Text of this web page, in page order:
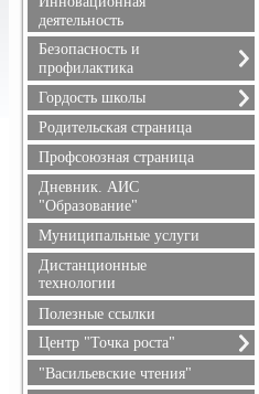
деятельность
Безопасность и
профилактика
Безопасность дорожного
движения
Информационная
безопасность
Здоровье
Профилактика терроризма
и экстремизма
Профилактика
правонарушений
Противопожарная
безопасность
Гражданская оборона
Гордость школы
Учителя
Ученики
Выпускники
Учителя, имеющие
государственные награды
Родительская страница
Профсоюзная страница
Дневник. АИС
"Образование"
Муниципальные услуги
Дистанционные
технологии
Полезные ссылки
Центр "Точка роста"
О центре "Точка роста"
"Васильевские чтения"